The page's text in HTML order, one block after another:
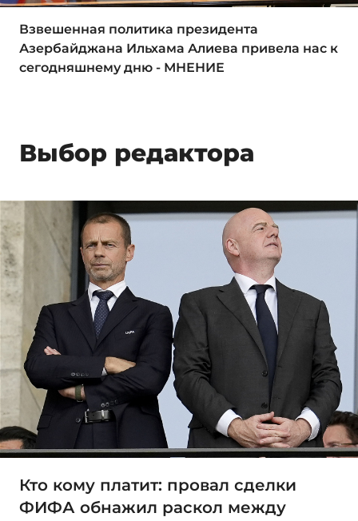
Взвешенная политика президента
Азербайджана Ильхама Алиева привела нас к
сегодняшнему дню - МНЕНИЕ
Выбор редактора
Кто кому платит: провал сделки
ФИФА обнажил раскол между